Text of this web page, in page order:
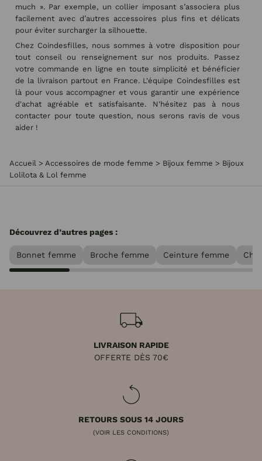
much ». Par exemple, un collier imposant s’associera plus
facilement avec d’autres accessoires plus fins et délicats
pour éviter surcharger la silhouette.
Chez Coindesfilles, nous sommes à votre disposition pour
tout conseil ou renseignement sur nos produits. Passez
votre commande en ligne en toute simplicité et bénéficier
de la livraison partout en France. L'équipe Coindesfilles est
là pour vous accompagner et vous garantir une expérience
d'achat agréable et satisfaisante. N'hésitez pas à nous
contacter pour toute question, nous serons ravis de vous
aider !
Accueil > Accessoires de mode femme > Bijoux femme > Bijoux
Lolilota & Lol femme
Découvrez d’autres pages :
Bonnet femme Broche femme Ceinture femme
LIVRAISON RAPIDE
OFFERTE DÈS 70€
RETOURS SOUS 14 JOURS
(VOIR LES CONDITIONS)